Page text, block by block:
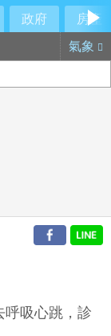
政府
房產
氣象
呼吸心跳，診